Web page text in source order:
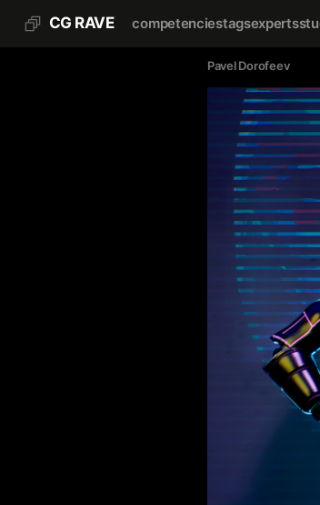
CG RAVE competenciestagsexperts
Pavel Dorofeev